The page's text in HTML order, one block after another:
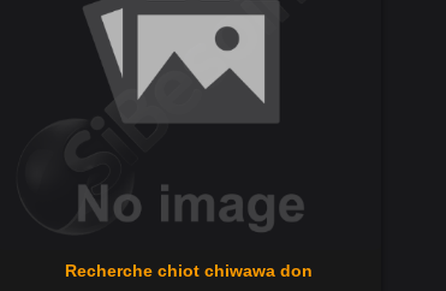
Recherche chiot chiwawa don